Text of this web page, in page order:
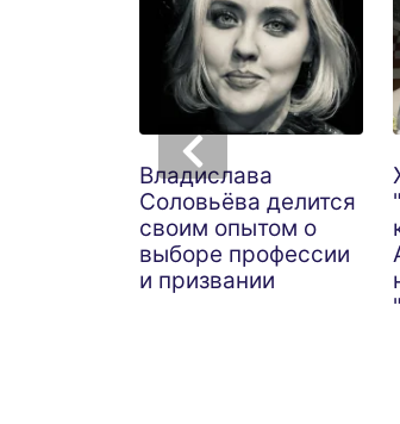
Владислава
Соловьёва делится
своим опытом о
выборе профессии
и призвании